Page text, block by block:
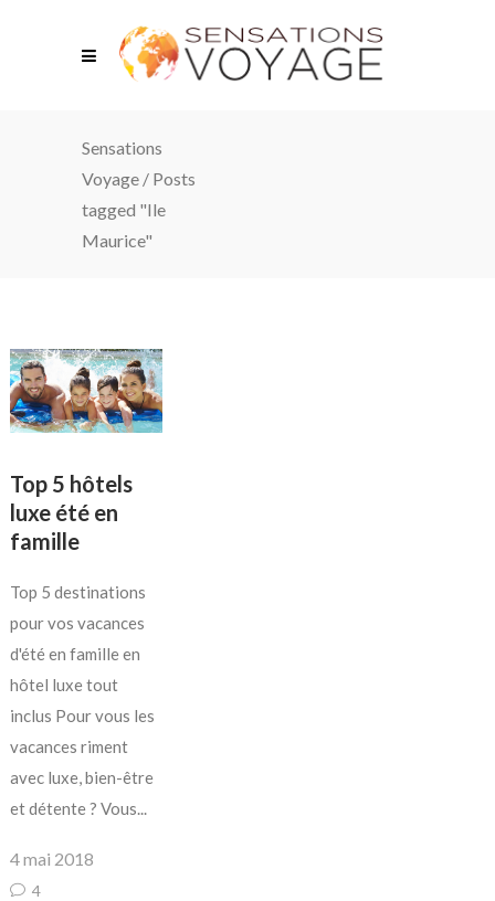
Sensations
Voyage / Posts
tagged "Ile
Maurice"
Top 5 hôtels
luxe été en
famille
Top 5 destinations
pour vos vacances
d'été en famille en
hôtel luxe tout
inclus Pour vous les
vacances riment
avec luxe, bien-être
et détente ? Vous...
4 mai 2018
4